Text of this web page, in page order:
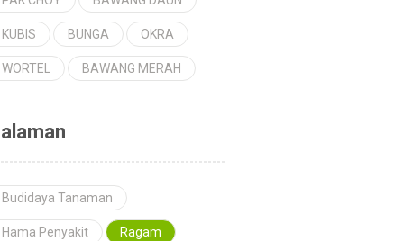
KUBIS BUNGA OKRA
WORTEL BAWANG MERAH
Budidaya Tanaman
Hama Penyakit Ragam